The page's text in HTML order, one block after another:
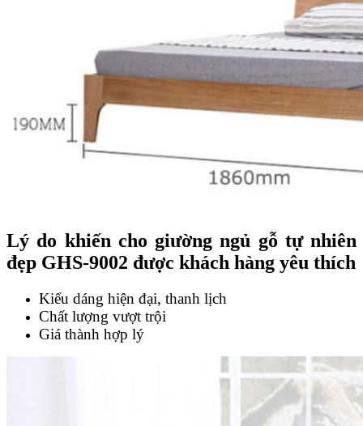
Lý do khiến cho giường ngủ gỗ tự nhiên
đẹp GHS-9002 được khách hàng yêu thích
Kiểu dáng hiện đại, thanh lịch
Chất lượng vượt trội
Giá thành hợp lý